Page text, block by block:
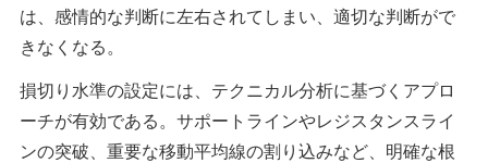
は、感情的な判断に左右されてしまい、適切な判断がで
きなくなる。
損切り水準の設定には、テクニカル分析に基づくアプロ
ーチが有効である。サポートラインやレジスタンスライ
ンの突破、重要な移動平均線の割り込みなど、明確な根